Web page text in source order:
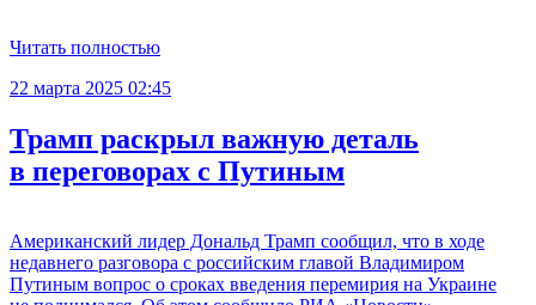
Читать полностью
22 марта 2025 02:45
Трамп раскрыл важную деталь
в переговорах с Путиным
Американский лидер Дональд Трамп сообщил, что в ходе
недавнего разговора с российским главой Владимиром
Путиным вопрос о сроках введения перемирия на Украине